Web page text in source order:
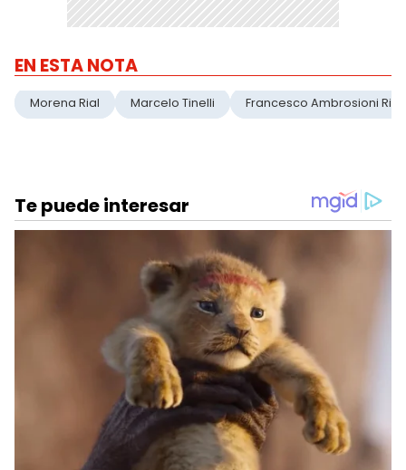
EN ESTA NOTA
Morena Rial Marcelo Tinelli Francesco Ambrosioni Rial